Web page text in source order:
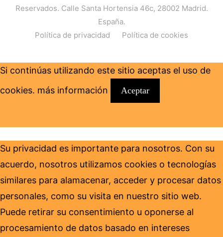
Reservados. Calle Santa Hortensia 46c, 28002 Madrid.
España.
Política de privacidad
Política de cookies
Si continúas utilizando este sitio aceptas el uso de
cookies. más información Aceptar
Su privacidad es importante para nosotros. Con su
acuerdo, nosotros utilizamos cookies o tecnologías
similares para alamacenar, acceder y procesar datos
personales, como su visita en nuestro sitio web.
Puede retirar su consentimiento u oponerse al
procesamiento de datos basado en intereses